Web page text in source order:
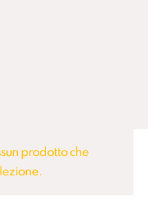
prodotto che